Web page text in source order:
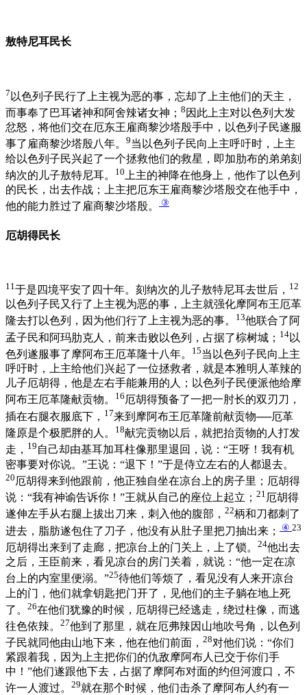
敖特尼耳民长
7 以色列子民行了上主视为恶的事，忘却了上主他们的天主，
而事奉了巴耳诸神和阿舍辣诸女神； 8 因此上主对以色列大发
忿怒，将他们交在厄东王雇商黎沙塔殷手中，以色列子民遂服
事了雇商黎沙塔殷八年。 9当以色列子民向上主呼吁时，上主
给以色列子民兴起了一个拯救他们的救星，即加肋布的弟弟刻
纳次的儿子敖特尼耳。
10 上主的神降在他身上，他作了以色列
的民长，出去作战；上主把厄东王雇商黎沙塔殷交在他手中，
他的能力胜过了雇商黎沙塔殷。
③
厄胡得民长
11 于是四境平安了四十年。刻纳次的儿子敖特尼耳去世后， 12
以色列子民又行了上主视为恶的事，上主就强化摩阿布王厄革
隆去打以色列，因为他们行了上主视为恶的事。
13他联合了阿
孟子民和阿玛肋克人，前来击败以色列，占据了棕树城； 14 以
色列遂服事了摩阿布王厄革隆十八年。
15当以色列子民向上主
呼吁时，上主给他们兴起了一位拯救者，就是本雅明人革辣的
儿子厄胡得，他是左右手能兼用的人；以色列子民便派他给摩
阿布王厄革隆献贡物。
16厄胡得预备了一把一肘长的双刃刀，
插在右腿衣服底下， 17来到摩阿布王厄革隆前献贡物──厄革
隆原是个极肥胖的人。
18献完贡物以后，就把抬贡物的人打发
走， 19 自己却由基耳加耳柱像那里退回，说：“王呀！我有机
密事要对你说。”王说：“退下！”于是侍立左右的人都退去。
20 厄胡得来到他跟前，他正独自坐在凉台上的房子里；厄胡得
说：“我有神谕告诉你！”王就从自己的座位上起立； 21 厄胡得
遂伸左手从右腿上拔出刀来，刺入他的腹部， 22柄和刀都刺了
进去，脂肪遂包住了刀子，他没有从肚子里把刀抽出来；
④ 23
厄胡得出来到了走廊，把凉台上的门关上，上了锁。 24他出去
之后，王臣前来，看见凉台的房门关着，就说：“他一定在凉
台上的内室里便溺。”25待他们等烦了，看见没有人来开凉台
上的门，他们就拿钥匙把门开了，见他们的主子躺在地上死
了。 26在他们犹豫的时候，厄胡得已经逃走，绕过柱像，而逃
往色依辣。 27他到了那里，就在厄弗辣因山地吹号角，以色列
子民就同他由山地下来，他在他们前面， 28对他们说：“你们
紧跟着我，因为上主把你们的仇敌摩阿布人已交于你们手
中！”他们遂跟他下去，占据了摩阿布对面的约但河渡口，不
许一人渡过。 29就在那个时候，他们击杀了摩阿布人约有一